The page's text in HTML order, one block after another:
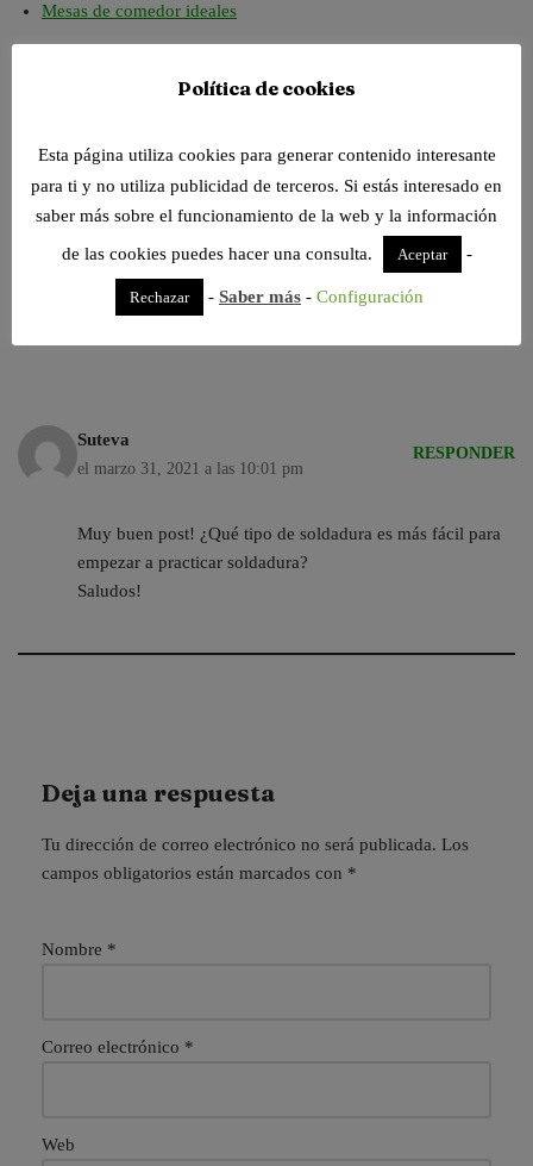
Mesas de comedor ideales
«plata» no es
accesible (I)
1 comentario en «Funciones del soldador
y técnicas de soldadura»
Suteva
el marzo 31, 2021 a las 10:01 pm
RESPONDER
Muy buen post! ¿Qué tipo de soldadura es más fácil para
empezar a practicar soldadura?
Saludos!
Deja una respuesta
Tu dirección de correo electrónico no será publicada. Los
campos obligatorios están marcados con *
Nombre *
Correo electrónico *
Web
Política de cookies
Esta página utiliza cookies para generar contenido interesante
para ti y no utiliza publicidad de terceros. Si estás interesado en
saber más sobre el funcionamiento de la web y la información
de las cookies puedes hacer una consulta.
Aceptar -
Rechazar - Saber más - Configuración